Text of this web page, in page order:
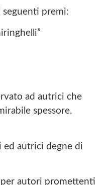
seguenti premi:
ad autrici che
spessore.
ed autrici degne di
per autori promettenti